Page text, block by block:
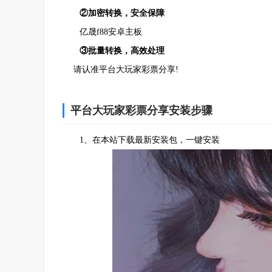
②加密转换，安全保障
亿晟f88安卓主板
③批量转换，高效处理
请认准平台大玩家彩票分享!
平台大玩家彩票分享安装步骤
1、在本站下载最新安装包，一键安装